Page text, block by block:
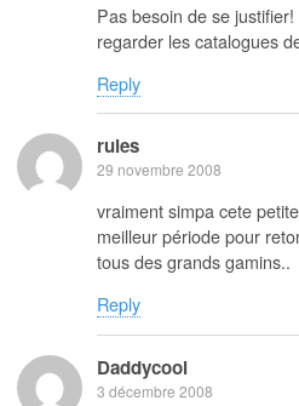
Pas besoin de se
regarder les catalogues
Reply
rules
29 novembre 2008
vraiment simpa cete
meilleur période pour
tous des grands gamins..
Reply
Daddycool
3 décembre 2008